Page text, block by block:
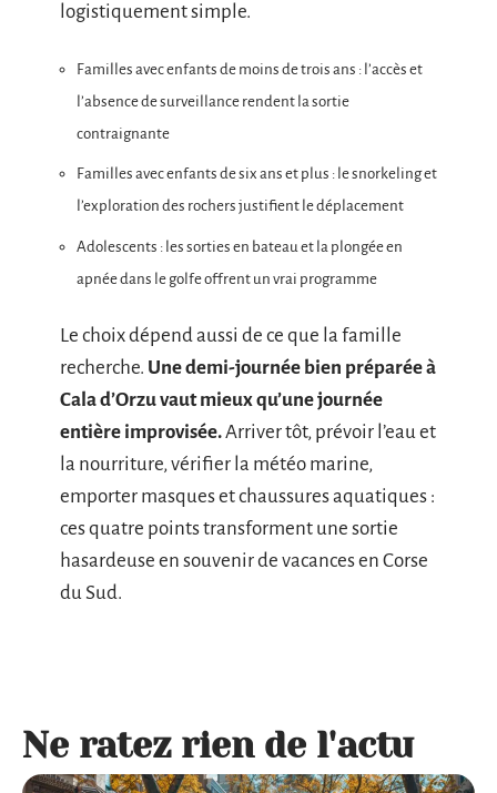
logistiquement simple.
Familles avec enfants de moins de trois ans : l’accès et
l’absence de surveillance rendent la sortie
contraignante
Familles avec enfants de six ans et plus : le snorkeling et
l’exploration des rochers justifient le déplacement
Adolescents : les sorties en bateau et la plongée en
apnée dans le golfe offrent un vrai programme
Le choix dépend aussi de ce que la famille
recherche. Une demi-journée bien préparée à
Cala d’Orzu vaut mieux qu’une journée
entière improvisée.Arriver tôt, prévoir l’eau et
la nourriture, vérifier la météo marine,
emporter masques et chaussures aquatiques :
ces quatre points transforment une sortie
hasardeuse en souvenir de vacances en Corse
du Sud.
Ne ratez rien de l'actu